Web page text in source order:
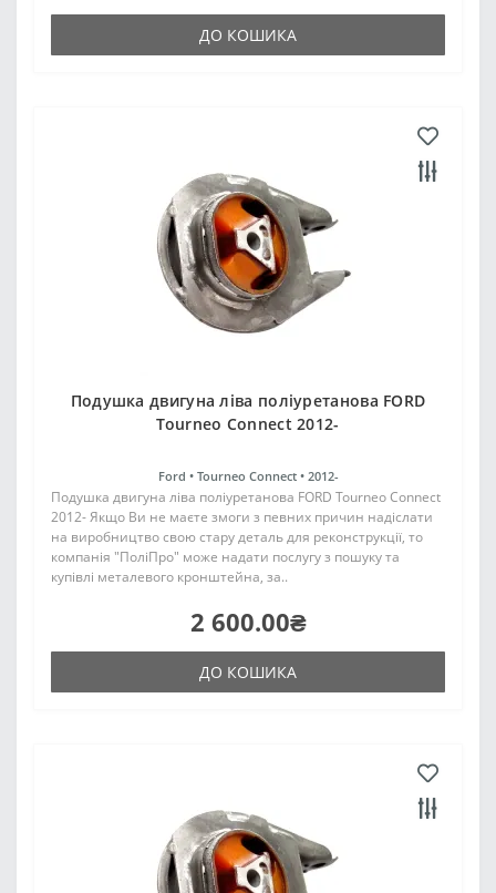
ДО КОШИКА
Подушка двигуна ліва поліуретанова FORD
Tourneo Connect 2012-
Ford • Tourneo Connect • 2012-
Подушка двигуна ліва поліуретанова FORD Tourneo Connect
2012- Якщо Ви не маєте змоги з певних причин надіслати
на виробництво свою стару деталь для реконструкції, то
компанія "ПоліПро" може надати послугу з пошуку та
купівлі металевого кронштейна, за..
2 600.00₴
ДО КОШИКА